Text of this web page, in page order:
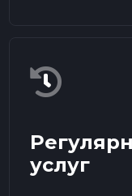
услуг